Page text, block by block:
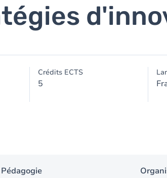
Crédits ECTS
5
Pédagogie